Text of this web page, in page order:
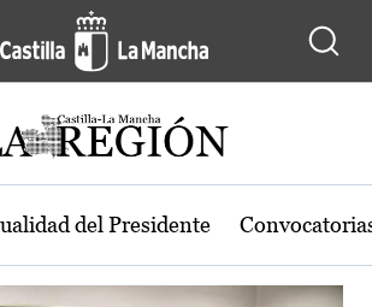
la región de Castilla-
del Presidente